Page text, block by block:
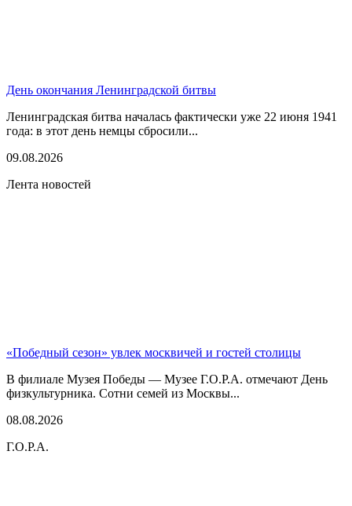
День окончания Ленинградской битвы
Ленинградская битва началась фактически уже 22 июня 1941
года: в этот день немцы сбросили...
09.08.2026
Лента новостей
«Победный сезон» увлек москвичей и гостей столицы
В филиале Музея Победы — Музее Г.О.Р.А. отмечают День
физкультурника. Сотни семей из Москвы...
08.08.2026
Г.О.Р.А.